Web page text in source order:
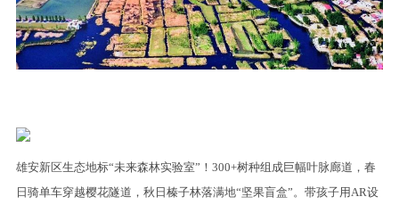
雄安新区生态地标“未来森林实验室”！300+树种组成巨幅叶脉廊道，春
日骑单车穿越樱花隧道，秋日榛子林落满地“坚果盲盒”。带孩子用AR设